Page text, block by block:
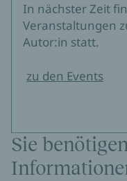
In nächster Zeit
Veranstaltungen
Autor:in statt.
zu den Events
Sie